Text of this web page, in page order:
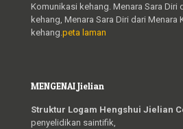
Komunikasi kehang. Menara Sara Diri
kehang, Menara Sara Diri dari Menara
kehang. peta laman
MENGENAI Jielian
Struktur Logam Hengshui Jielian
penyelidikan saintifik,